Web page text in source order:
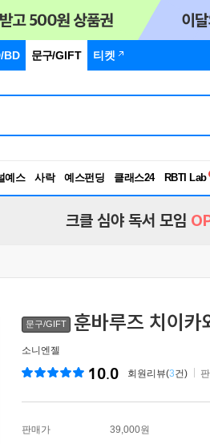
BD 문구/GIFT 티켓
예스 사락 예스펀딩 클래스24
독서유형
크클 심야 독서 모임
문구/GIFT 훈바루즈 치이
소니엔젤
10.0 회원리뷰(3건)
판매가 39,000원